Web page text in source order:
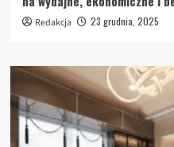
Redakcja 23 grudnia, 2025